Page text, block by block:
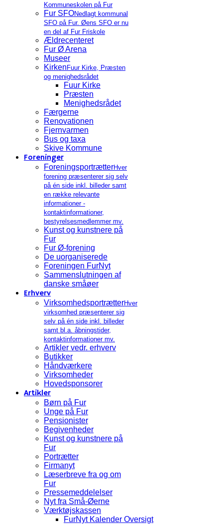
Kommuneskolen på Fur
Fur SFONedlagt kommunal
SFO på Fur. Øens SFO er nu
en del af Fur Friskole
Ældrecenteret
Fur Ø Arena
Museer
Kirken Fuur Kirke, Præsten
og menighedsrådet
Fuur Kirke
Præsten
Menighedsrådet
Færgerne
Renovationen
Fjernvarmen
Bus og taxa
Skive Kommune
Foreninger
ForeningsportrætterHver
forening præsenterer sig selv
på én side inkl. billeder samt
en række relevante
informationer -
kontaktinformationer,
bestyrelsesmedlemmer mv.
Kunst og kunstnere på
Fur
Fur Ø-forening
De uorganiserede
Foreningen FurNyt
Sammenslutningen af
danske småøer
Erhverv
VirksomhedsportrætterHver
virksomhed præsenterer sig
selv på én side inkl. billeder
samt bl.a. åbningstider,
kontaktinformationer mv.
Artikler vedr. erhverv
Butikker
Håndværkere
Virksomheder
Hovedsponsorer
Artikler
Børn på Fur
Unge på Fur
Pensionister
Begivenheder
Kunst og kunstnere på
Fur
Portrætter
Firmanyt
Læserbreve fra og om
Fur
Pressemeddelelser
Nyt fra Små-Øerne
Værktøjskassen
FurNyt Kalender Oversigt